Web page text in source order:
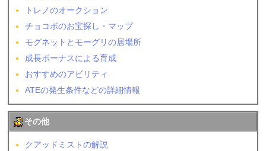
トレノのオークション
チョコボのお宝探し・マップ
モグネットとモーグリの居場所
成長ボーナスによる育成
おすすめのアビリティ
ATEの発生条件などの詳細情報
その他
クアッドミストの解説